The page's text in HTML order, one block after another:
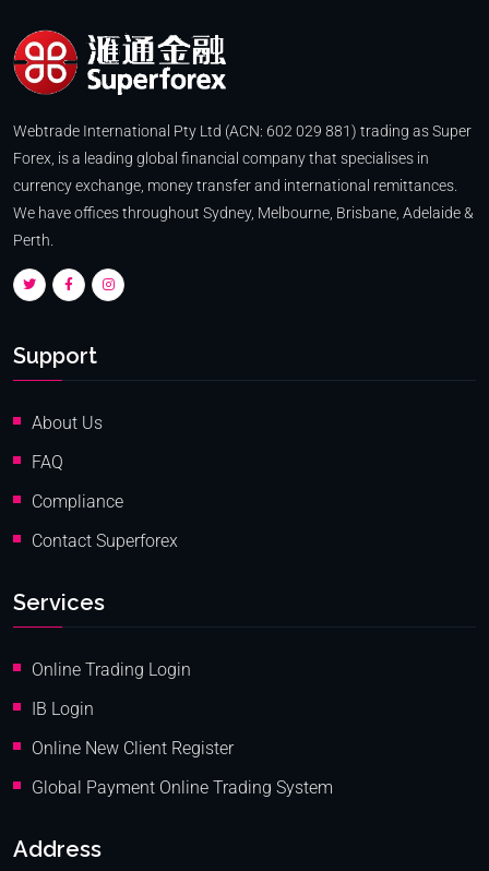
Webtrade International Pty Ltd (ACN: 602 029 881) trading as Super
Forex, is a leading global financial company that specialises in
currency exchange, money transfer and international remittances.
We have offices throughout Sydney, Melbourne, Brisbane, Adelaide &
Perth.
Support
About Us
FAQ
Compliance
Contact Superforex
Services
Online Trading Login
IB Login
Online New Client Register
Global Payment Online Trading System
Address